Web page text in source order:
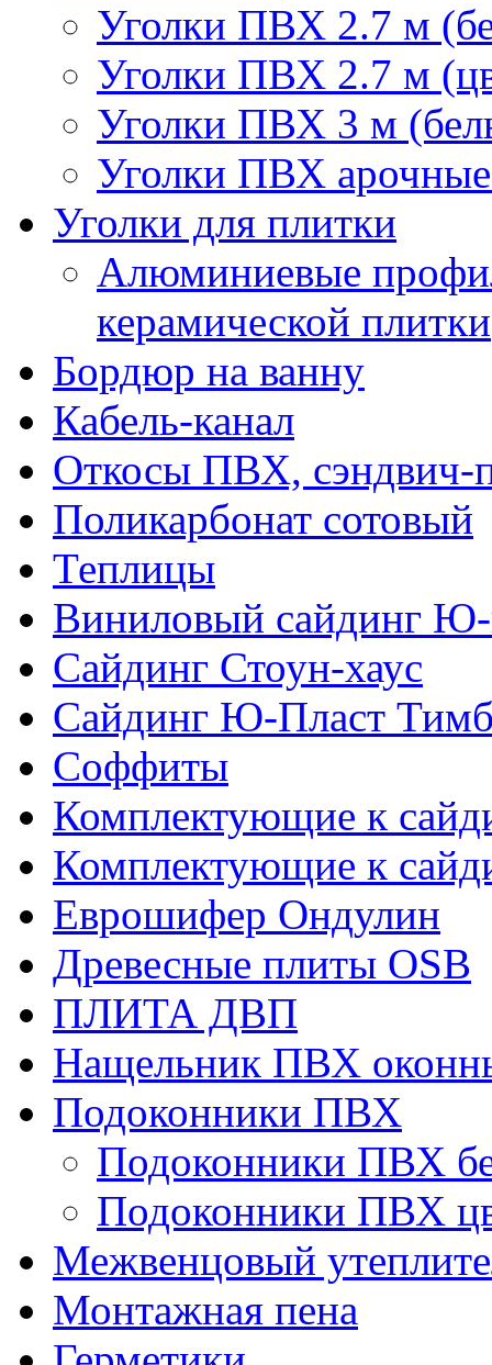
Уголки ПВХ 2.7 м
Уголки ПВХ 2.7 м
Уголки ПВХ 3 м
Уголки ПВХ
Уголки для плитки
Алюминиевые
керамической плитки
Бордюр на ванну
Кабель-канал
Откосы ПВХ, сэндвич-
Поликарбонат сотовый
Теплицы
Виниловый сайдинг Ю-
Сайдинг Стоун-хаус
Сайдинг Ю-Пласт
Соффиты
Комплектующие к
Комплектующие к
Еврошифер Ондулин
Древесные плиты OSB
ПЛИТА ДВП
Нащельник ПВХ
Подоконники ПВХ
Подоконники ПВХ
Подоконники ПВХ
Межвенцовый
Монтажная пена